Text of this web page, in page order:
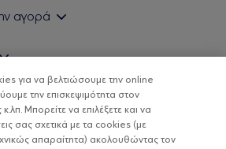
αγορά
ΑΕΔΑΚ
ESG
και συνεργάτες
ΕΓΓΥΗΜΕΝΗ ΑΠΟΔΟΣΗ ΚΑΙ ΟΙ
ΔΕΝ ΔΙΑΣΦΑΛΙΖΟΥΝ ΤΙΣ
για να βελτιώσουμε την online
την επισκεψιμότητα στον
Μπορείτε να επιλέξετε και να
σας σχετικά με τα cookies (με
απαραίτητα) ακολουθώντας τον